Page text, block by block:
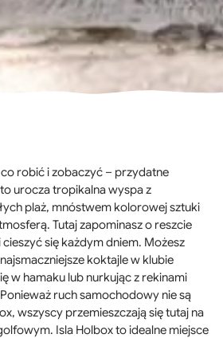
robić i zobaczyć – przydatne
urocza tropikalna wyspa z
plaż, mnóstwem kolorowej sztuki
Tutaj zapominasz o reszcie
cieszyć się każdym dniem. Możesz
koktajle w klubie
w hamaku lub nurkując z rekinami
ruch samochodowy nie są
wszyscy przemieszczają się tutaj na
Isla Holbox to idealne miejsce